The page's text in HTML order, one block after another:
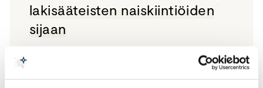
lakisääteisten naiskiintiöiden
sijaan